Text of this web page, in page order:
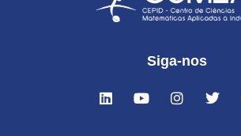
Siga-nos